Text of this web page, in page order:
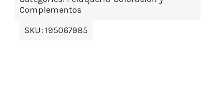
Complementos
SKU:195067985